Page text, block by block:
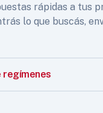
rápidas a tus
lo que buscás,
regímenes